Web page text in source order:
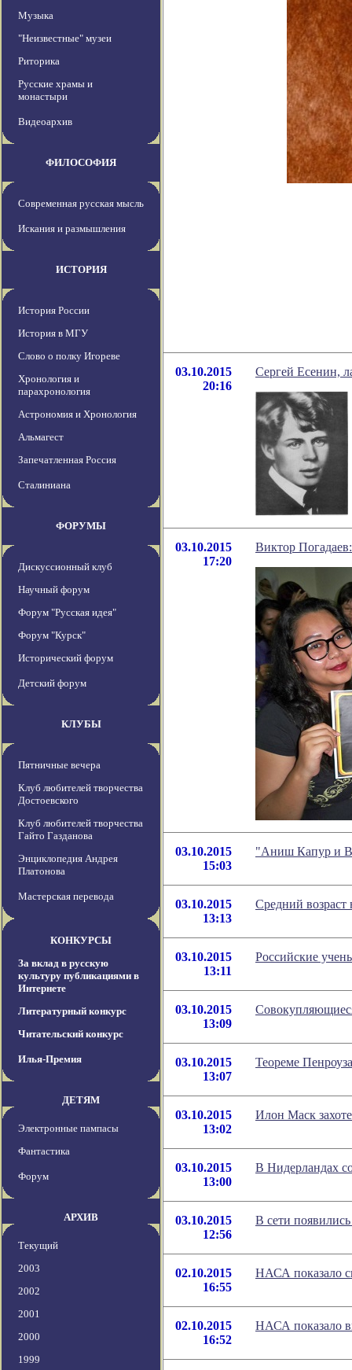
Музыка
"Неизвестные" музеи
Риторика
Русские храмы и
монастыри
Видеоархив
ФИЛОСОФИЯ
Современная русская мысль
Искания и размышления
ИСТОРИЯ
История России
История в МГУ
Слово о полку Игореве
Хронология и
парахронология
Астрономия и Хронология
Альмагест
Запечатленная Россия
Сталиниана
ФОРУМЫ
Дискуссионный клуб
Научный форум
Форум "Русская идея"
Форум "Курск"
Исторический форум
Детский форум
КЛУБЫ
Пятничные вечера
Клуб любителей творчества
Достоевского
Клуб любителей творчества
Гайто Газданова
Энциклопедия Андрея
Платонова
Мастерская перевода
КОНКУРСЫ
За вклад в русскую
культуру публикациями в
Интернете
Литературный конкурс
Читательский конкурс
Илья-Премия
ДЕТЯМ
Электронные пампасы
Фантастика
Форум
АРХИВ
Текущий
2003
2002
2001
2000
1999
03.10.2015
20:16
Сергей Есенин,
03.10.2015
17:20
Виктор
03.10.2015
15:03
"Аниш Капур и
03.10.2015
13:13
Средний возраст
03.10.2015
13:11
Российские
03.10.2015
13:09
03.10.2015
13:07
Теореме
03.10.2015
13:02
Илон Маск
03.10.2015
13:00
В Нидерландах
03.10.2015
12:56
В сети
02.10.2015
16:55
НАСА показало
02.10.2015
16:52
НАСА показало